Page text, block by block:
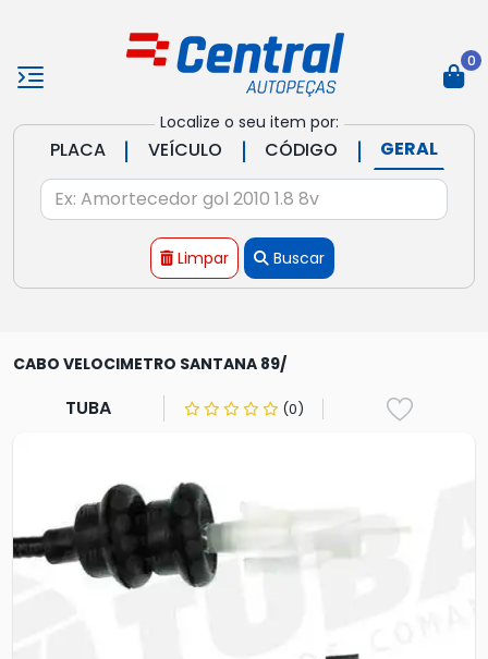
Localize o seu item por:
PLACA | VEÍCULO | CÓDIGO | GERAL
Limpar Buscar
0
CABO VELOCIMETRO SANTANA 89/
TUBA (0)